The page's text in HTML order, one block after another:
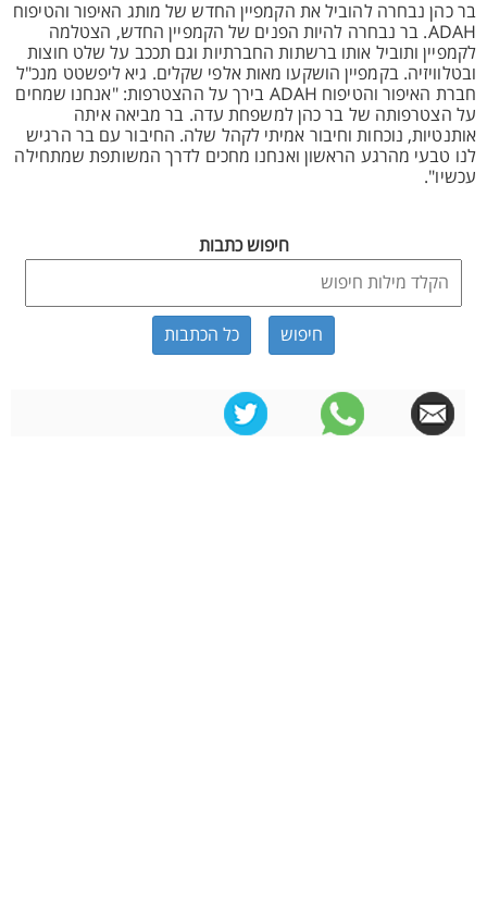
בר כהן נבחרה להוביל את הקמפיין החדש של מותג האיפור והטיפוח
ADAH. בר נבחרה להיות הפנים של הקמפיין החדש, הצטלמה
לקמפיין ותוביל אותו ברשתות החברתיות וגם תככב על שלט חוצות
ובטלוויזיה. בקמפיין הושקעו מאות אלפי שקלים. גיא ליפשטט מנכ"ל
חברת האיפור והטיפוח ADAH בירך על ההצטרפות: "אנחנו שמחים
על הצטרפותה של בר כהן למשפחת עדה. בר מביאה איתה
אותנטיות, נוכחות וחיבור אמיתי לקהל שלה. החיבור עם בר הרגיש
לנו טבעי מהרגע הראשון ואנחנו מחכים לדרך המשותפת שמתחילה
עכשיו".
חיפוש כתבות
כל הכתבות